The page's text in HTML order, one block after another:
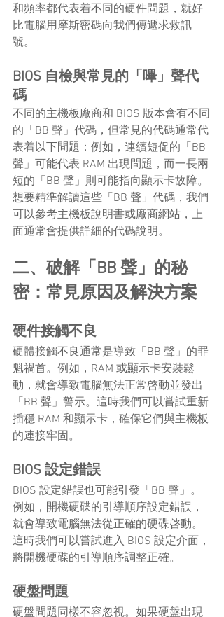
和頻率都代表着不同的硬件問題，就好
比電腦用摩斯密碼向我們傳遞求救訊
號。
BIOS 自檢與常見的「嗶」聲代
碼
不同的主機板廠商和 BIOS 版本會有不同
的「BB 聲」代碼，但常見的代碼通常代
表着以下問題：例如，連續短促的「BB
聲」可能代表 RAM 出現問題，而一長兩
短的「BB 聲」則可能指向顯示卡故障。
想要精準解讀這些「BB 聲」代碼，我們
可以參考主機板說明書或廠商網站，上
面通常會提供詳細的代碼說明。
二、破解「BB 聲」的秘
密：常見原因及解決方案
硬件接觸不良
硬體接觸不良通常是導致「BB 聲」的罪
魁禍首。例如，RAM 或顯示卡安裝鬆
動，就會導致電腦無法正常啓動並發出
「BB 聲」警示。這時我們可以嘗試重新
插穩 RAM 和顯示卡，確保它們與主機板
的連接牢固。
BIOS 設定錯誤
BIOS 設定錯誤也可能引發「BB 聲」。
例如，開機硬碟的引導順序設定錯誤，
就會導致電腦無法從正確的硬碟啓動。
這時我們可以嘗試進入 BIOS 設定介面，
將開機硬碟的引導順序調整正確。
硬盤問題
硬盤問題同樣不容忽視。如果硬盤出現